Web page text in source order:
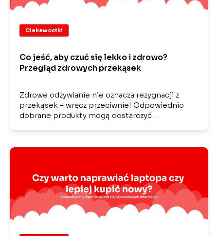
Ciekawostki
Co jeść, aby czuć się lekko i zdrowo?
Przegląd zdrowych przekąsek
Zdrowe odżywianie nie oznacza rezygnacji z
przekąsek – wręcz przeciwnie! Odpowiednio
dobrane produkty mogą dostarczyć…